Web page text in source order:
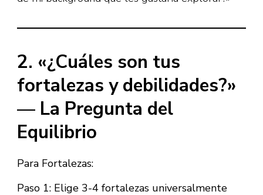
2. «¿Cuáles son tus
fortalezas y debilidades?»
— La Pregunta del
Equilibrio
Para Fortalezas:
Paso 1: Elige 3-4 fortalezas universalmente